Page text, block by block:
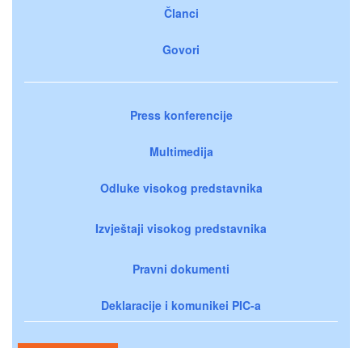
Članci
Govori
Press konferencije
Multimedija
Odluke visokog predstavnika
Izvještaji visokog predstavnika
Pravni dokumenti
Deklaracije i komunikei PIC-a